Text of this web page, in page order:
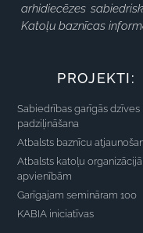
arhidiecēzes
Katoļu baznīcas
PROJEKTI:
Sabiedrības garīgās dzīves
padziļināšana
Atbalsts baznīcu
Atbalsts katoļu
apvienībām
Garīgajam semināram 100
KABIA iniciatīvas